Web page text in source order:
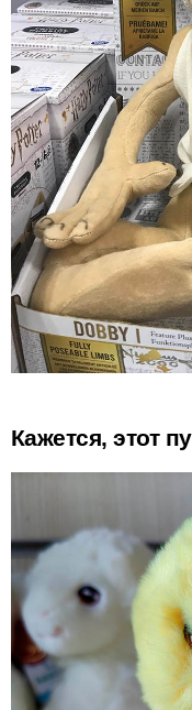
Кажется, этот